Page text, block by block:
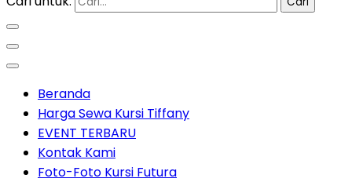
Beranda
Harga Sewa Kursi Tiffany
EVENT TERBARU
Kontak Kami
Foto-Foto Kursi Futura